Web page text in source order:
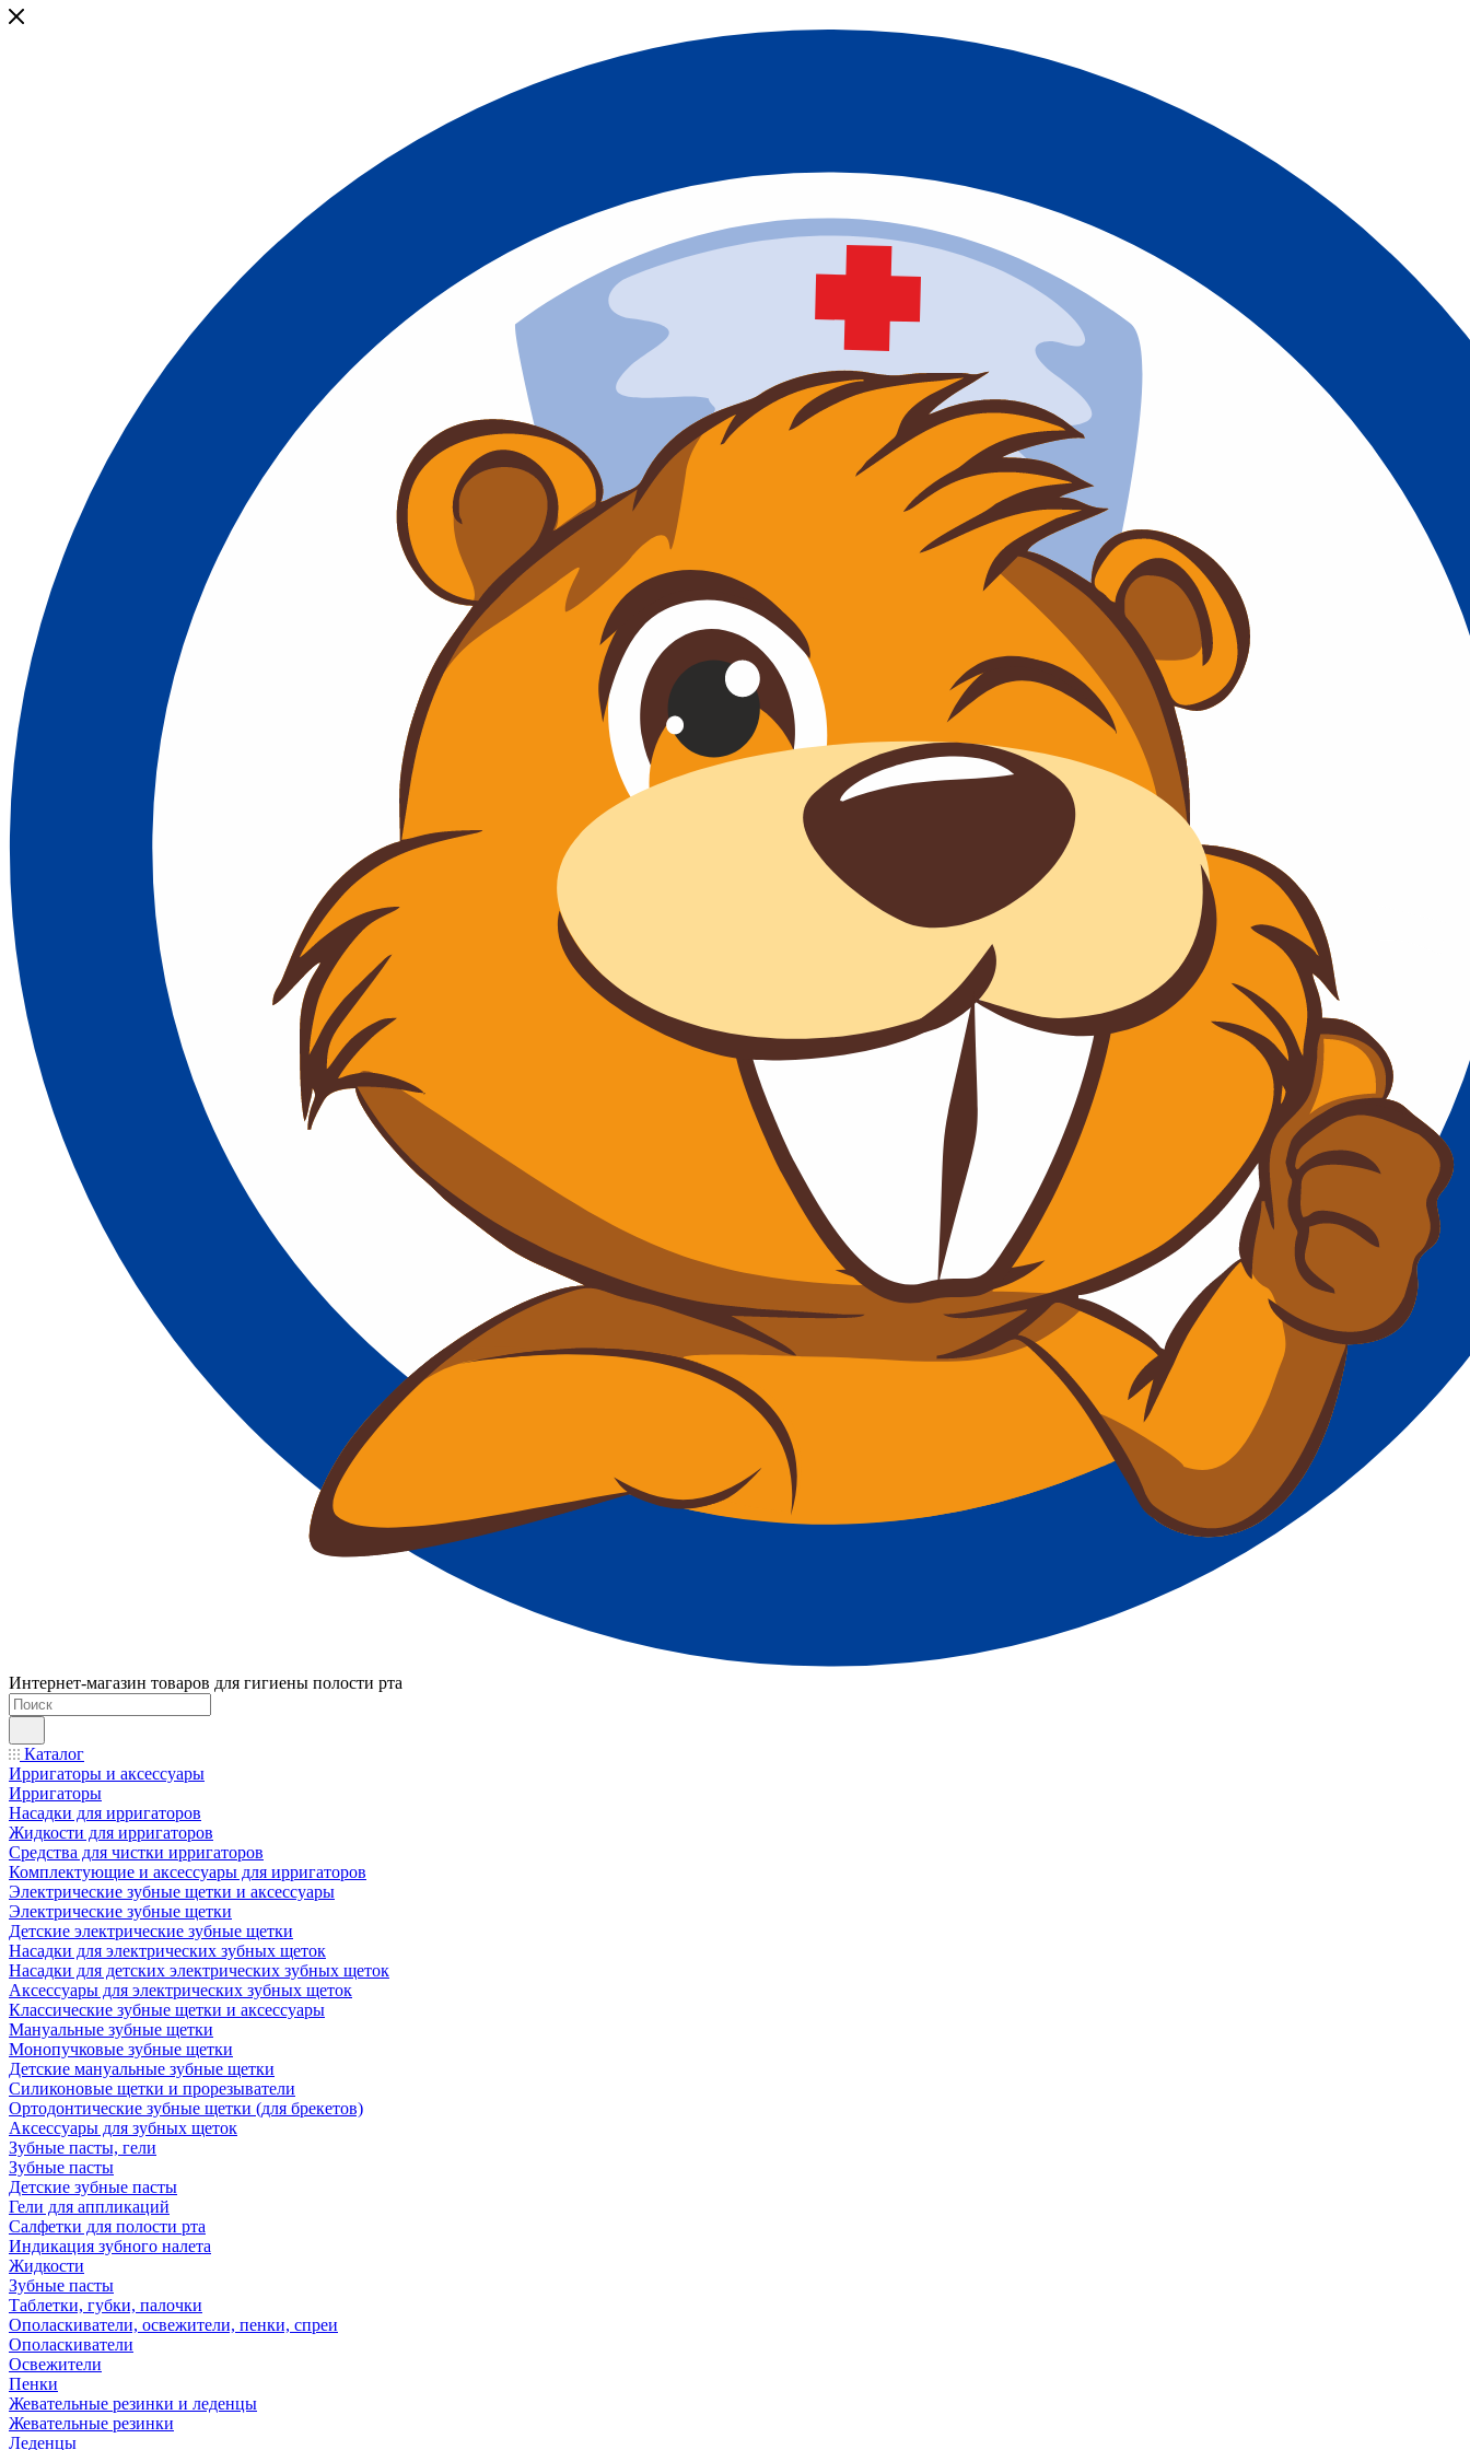
Интернет-магазин товаров для гигиены полости рта
Каталог
Ирригаторы и аксессуары
Ирригаторы
Насадки для ирригаторов
Жидкости для ирригаторов
Средства для чистки ирригаторов
Комплектующие и аксессуары для ирригаторов
Электрические зубные щетки и аксессуары
Электрические зубные щетки
Детские электрические зубные щетки
Насадки для электрических зубных щеток
Насадки для детских электрических зубных щеток
Аксессуары для электрических зубных щеток
Классические зубные щетки и аксессуары
Мануальные зубные щетки
Монопучковые зубные щетки
Детские мануальные зубные щетки
Силиконовые щетки и прорезыватели
Ортодонтические зубные щетки (для брекетов)
Аксессуары для зубных щеток
Зубные пасты, гели
Зубные пасты
Детские зубные пасты
Гели для аппликаций
Салфетки для полости рта
Индикация зубного налета
Жидкости
Зубные пасты
Таблетки, губки, палочки
Ополаскиватели, освежители, пенки, спреи
Ополаскиватели
Освежители
Пенки
Жевательные резинки и леденцы
Жевательные резинки
Леденцы